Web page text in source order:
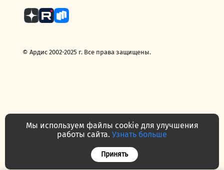
© Ардис 2002-2025 г. Все права защищены.
Договор — публичная оферта
Часто задаваемые вопросы
Мы используем файлы cookie для улучшения
работы сайта. Узнать больше
Принять